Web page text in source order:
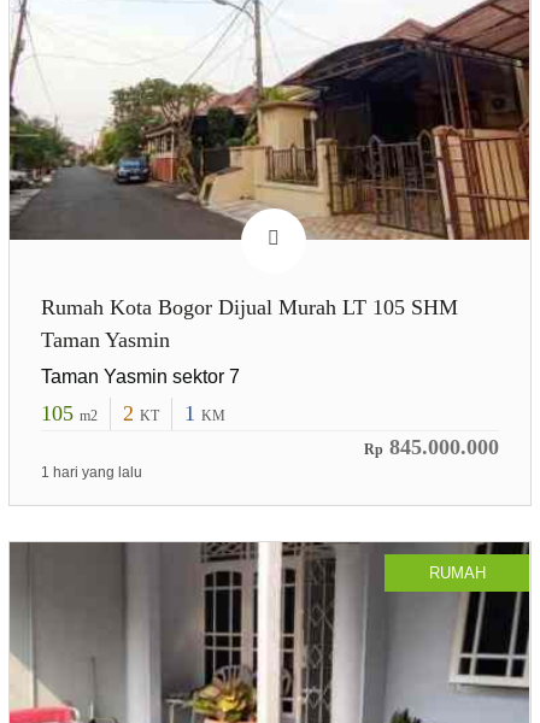
Rumah Kota Bogor Dijual Murah LT 105 SHM
Taman Yasmin
Taman Yasmin sektor 7
105 m2 2 KT 1 KM
Rp 845.000.000
1 hari yang lalu
RUMAH